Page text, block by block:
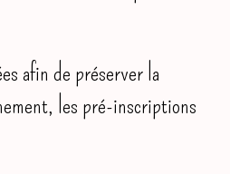
afin de préserver la
les pré-inscriptions